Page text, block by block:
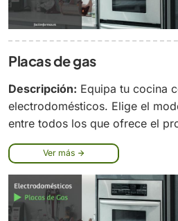
Placas de gas
Descripción: Equipa tu cocina
electrodomésticos. Elige el
entre todos los que ofrece el
Ver más